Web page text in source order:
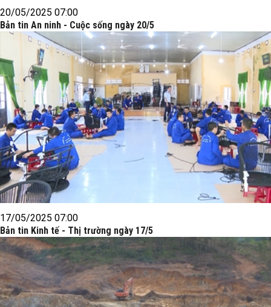
20/05/2025 07:00
Bản tin An ninh - Cuộc sống ngày 20/5
17/05/2025 07:00
Bản tin Kinh tế - Thị trường ngày 17/5